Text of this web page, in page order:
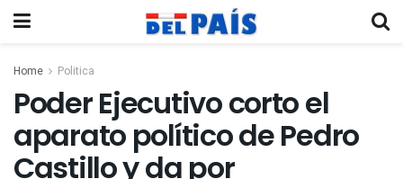
Home Politica
Poder Ejecutivo corto el
aparato político de Pedro
Castillo y da por